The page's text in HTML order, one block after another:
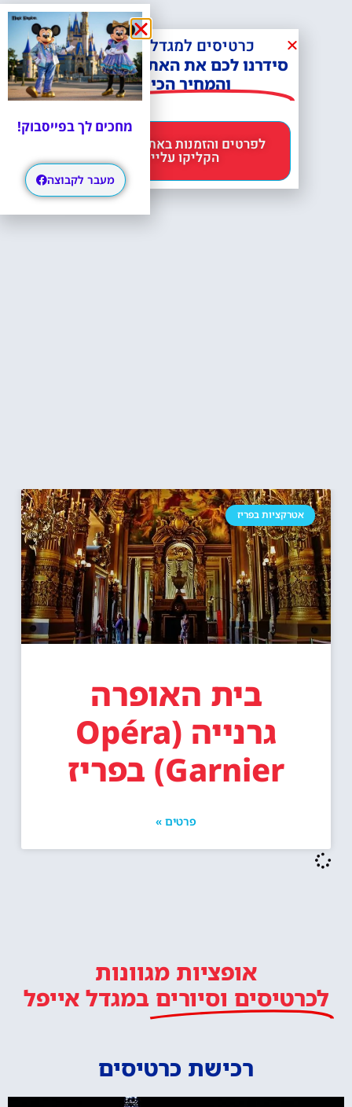
אטרקציות בפריז
בית האופרה
גרנייה (Opéra
Garnier) בפריז
פרטים »
אופציות מגוונות
לכרטיסים וסיורים במגדל אייפל
רכישת כרטיסים
כרטיסים למגדל אייפל?
סידרנו לכם את האתר הכי אמין -
והמחיר הכי זול!
הקליקו עליי 😊
מחכים לך בפייסבוק!
מעבר לקבוצה